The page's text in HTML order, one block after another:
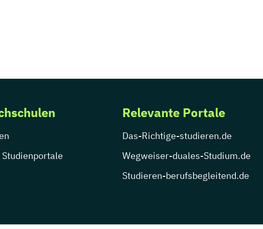
Relevante Portale
Das-Richtige-studieren.de
Wegweiser-duales-Studium.de
Studieren-berufsbegleitend.de